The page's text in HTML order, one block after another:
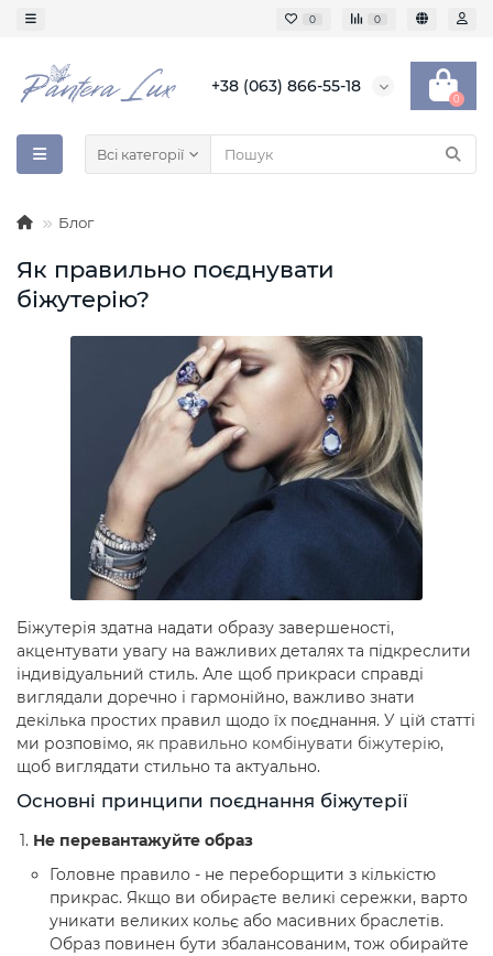
0 0
+38 (063) 866-55-18
0
Всі категорії
Блог
Як правильно поєднувати
біжутерію?
Біжутерія здатна надати образу завершеності,
акцентувати увагу на важливих деталях та підкреслити
індивідуальний стиль. Але щоб прикраси справді
виглядали доречно і гармонійно, важливо знати
декілька простих правил щодо їх поєднання. У цій статті
ми розповімо, як правильно комбінувати біжутерію,
щоб виглядати стильно та актуально.
Основні принципи поєднання біжутерії
Не перевантажуйте образ
Головне правило - не переборщити з кількістю
прикрас. Якщо ви обираєте великі сережки, варто
уникати великих кольє або масивних браслетів.
Образ повинен бути збалансованим, тож обирайте